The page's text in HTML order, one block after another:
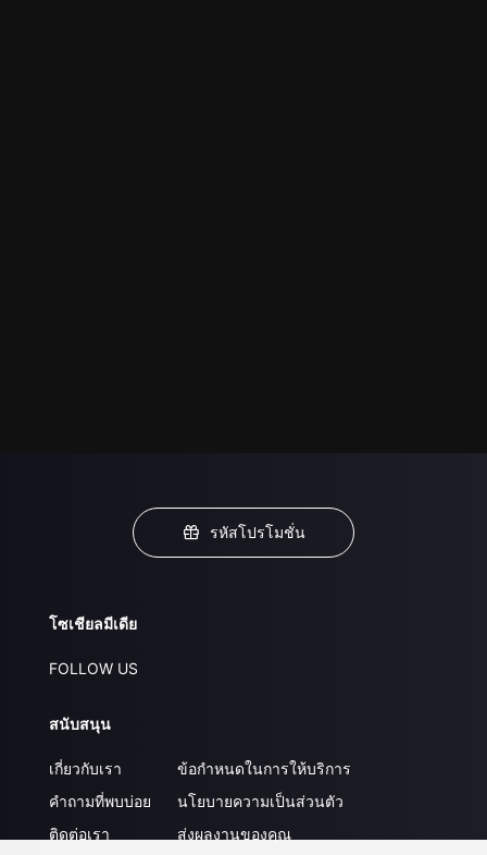
รหัสโปรโมชั่น
โซเชียลมีเดีย
FOLLOW US
สนับสนุน
เกี่ยวกับเรา
คำถามที่พบบ่อย
ติดต่อเรา
ข้อกำหนดในการให้บริการ
นโยบายความเป็นส่วนตัว
ส่งผลงานของคุณ